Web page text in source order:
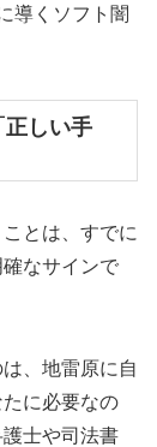
導くソフト闇
正しい手
とは、すでに
なサインで
、地雷原に自
に必要なの
士や司法書